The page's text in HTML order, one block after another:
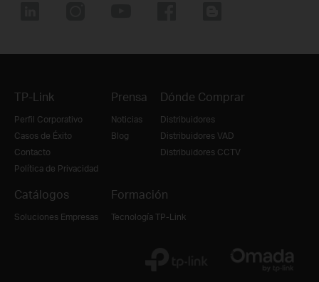
TP-Link
Perfil Corporativo
Casos de Éxito
Contacto
Política de Privacidad
Prensa
Noticias
Blog
Dónde Comprar
Distribuidores
Distribuidores VAD
Distribuidores CCTV
Catálogos
Soluciones Empresas
Formación
Tecnología TP-Link